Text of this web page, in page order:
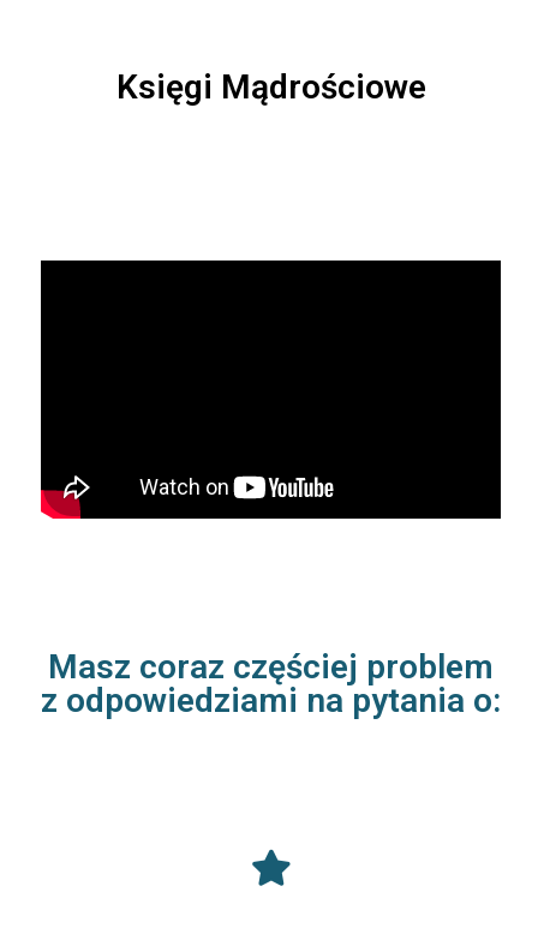
Księgi Mądrościowe
Masz coraz częściej problem
z odpowiedziami na pytania o: